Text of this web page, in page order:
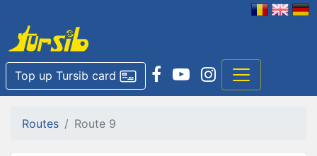
Top up Tursib card
Routes Route 9